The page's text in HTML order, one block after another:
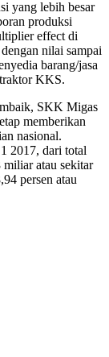
yang lebih besar
produksi
effect di
nilai sampai
barang/jasa
KKS.
SKK Migas
memberikan
nasional.
2017, dari total
miliar atau sekitar
persen atau